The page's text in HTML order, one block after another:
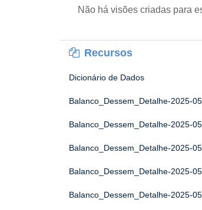
Não há visões criadas para
Recursos
Dicionário de Dados
Balanco_Dessem_Detalhe-2025-
Balanco_Dessem_Detalhe-2025-
Balanco_Dessem_Detalhe-2025-
Balanco_Dessem_Detalhe-2025-
Balanco_Dessem_Detalhe-2025-